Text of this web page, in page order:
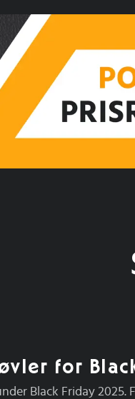
for
Black Friday